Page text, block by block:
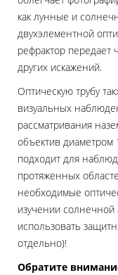
как лунные и
двухэлементной
рефрактор передает
других искажений.
Оптическую трубу
визуальных
рассматривания
объектив
подходит для
протяженных
необходимые
изучении солнечной
использовать
отдельно)!
Обратите